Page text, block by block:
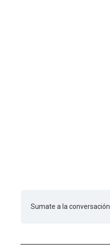
Sumate a la conversación.